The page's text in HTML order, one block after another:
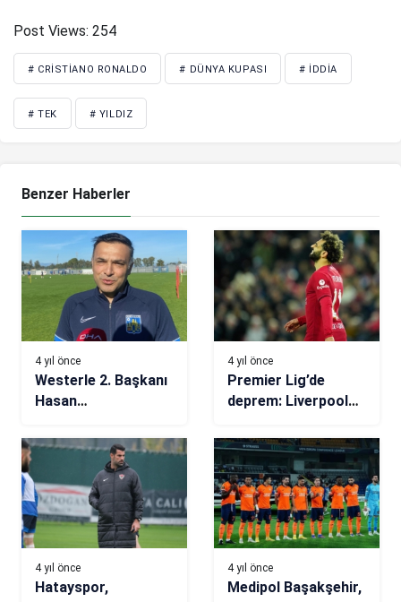
Post Views: 254
# CRISTIANO RONALDO # DÜNYA KUPASI # İDDIA
# TEK # YILDIZ
Benzer Haberler
4 yıl önce
Westerle 2. Başkanı
Hasan
transfer açıklaması
4 yıl önce
Premier Lig’de
deprem: Liverpool
4 yıl önce
Hatayspor,
4 yıl önce
Medipol Başakşehir,